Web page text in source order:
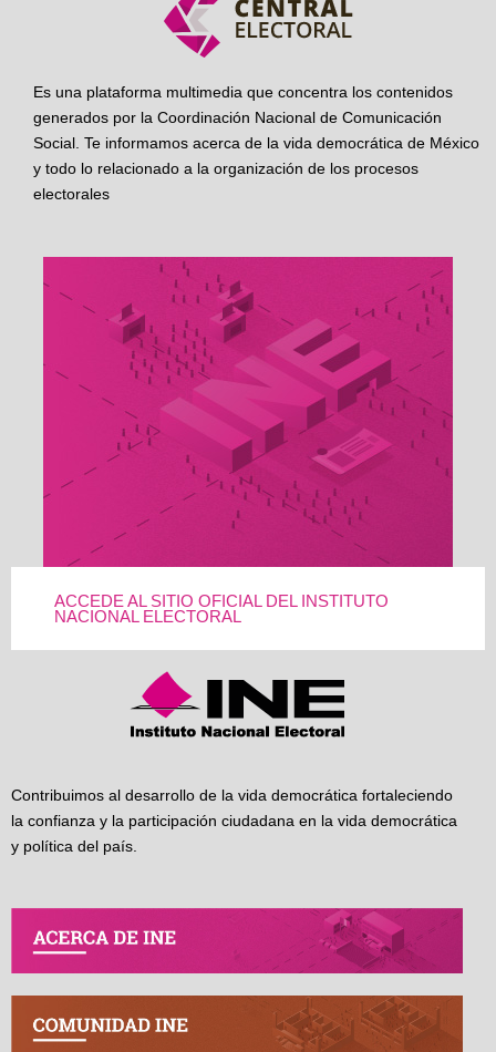
Es una plataforma multimedia que concentra los contenidos
generados por la Coordinación Nacional de Comunicación
Social. Te informamos acerca de la vida democrática de México
y todo lo relacionado a la organización de los procesos
electorales
ACCEDE AL SITIO OFICIAL DEL INSTITUTO
NACIONAL ELECTORAL
Contribuimos al desarrollo de la vida democrática fortaleciendo
la confianza y la participación ciudadana en la vida democrática
y política del país.